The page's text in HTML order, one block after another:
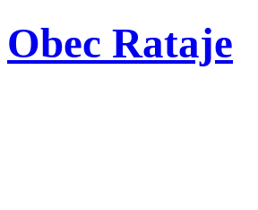
Obec Rataje